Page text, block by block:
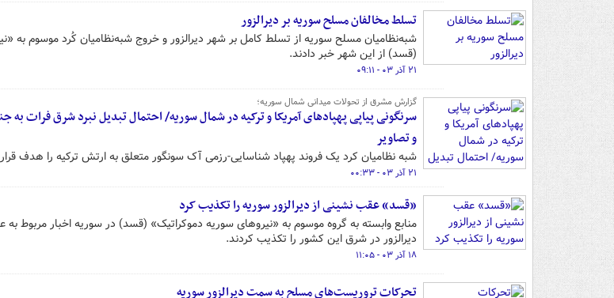
تسلط مخالفان مسلح سوریه بر دیرالزور
شبه‌نظامیان مسلح سوریه از تسلط کامل بر شهر دیرالزور و خروج شبه‌نظامیان کُرد موسوم به
(قسد) از این شهر خبر دادند.
۲۱ آذر ۰۳ - ۰۹:۱۱
گزارش مشرق از تحولات میدانی شمال سوریه؛
سرنگونی پیاپی پهپادهای آمریکا و ترکیه در شمال سوریه/ احتمال تبدیل نبرد شرق فرات
و تصاویر
شبه نظامیان کرد یک فروند پهپاد شناسایی-رزمی آک سونگور متعلق به ارتش ترکیه را هدف
۲۱ آذر ۰۳ - ۰۰:۳۳
«قسد» عقب نشینی از دیرالزور سوریه را تکذیب کرد
منابع وابسته به گروه موسوم به «نیروهای سوریه دموکراتیک» (قسد) در سوریه اخبار مربوط
دیرالزور در شرق این کشور را تکذیب کردند.
۱۸ آذر ۰۳ - ۱۱:۰۵
تحرکات تروریست‌های مسلح به سمت دیرالزور سوریه